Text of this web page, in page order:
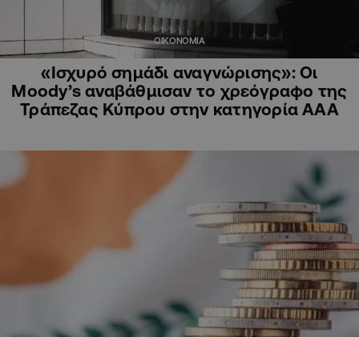
ΟΙΚΟΝΟΜΙΑ
«Ισχυρό σημάδι αναγνώρισης»: Οι
Moody’s αναβάθμισαν το χρεόγραφο της
Τράπεζας Κύπρου στην κατηγορία ΑΑΑ